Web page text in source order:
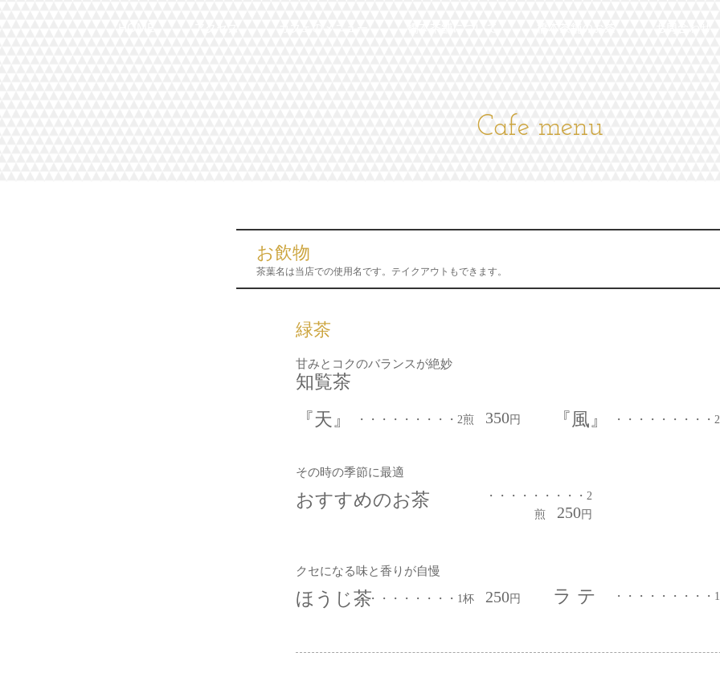
Cafe menu
お飲物
茶葉名は当店での使用名です。テイクアウトもできます。
緑茶
甘みとコクのバランスが絶妙
知覧茶
『天』
・・・・・・・・・2煎 350円 『風』 ・・・・・・・・
その時の季節に最適
おすすめのお茶
・・・・・・・・・2
煎 250円
クセになる味と香りが自慢
ほうじ茶​・・・・・・・・・1杯 250円 ラ テ ・・・・・・・・